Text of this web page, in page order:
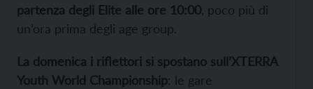
partenza degli Elite alle ore 10:00 , poco più di
un’ora prima degli age group.
La domenica i riflettori si spostano sull’XTERRA
Youth World Championship: le gare